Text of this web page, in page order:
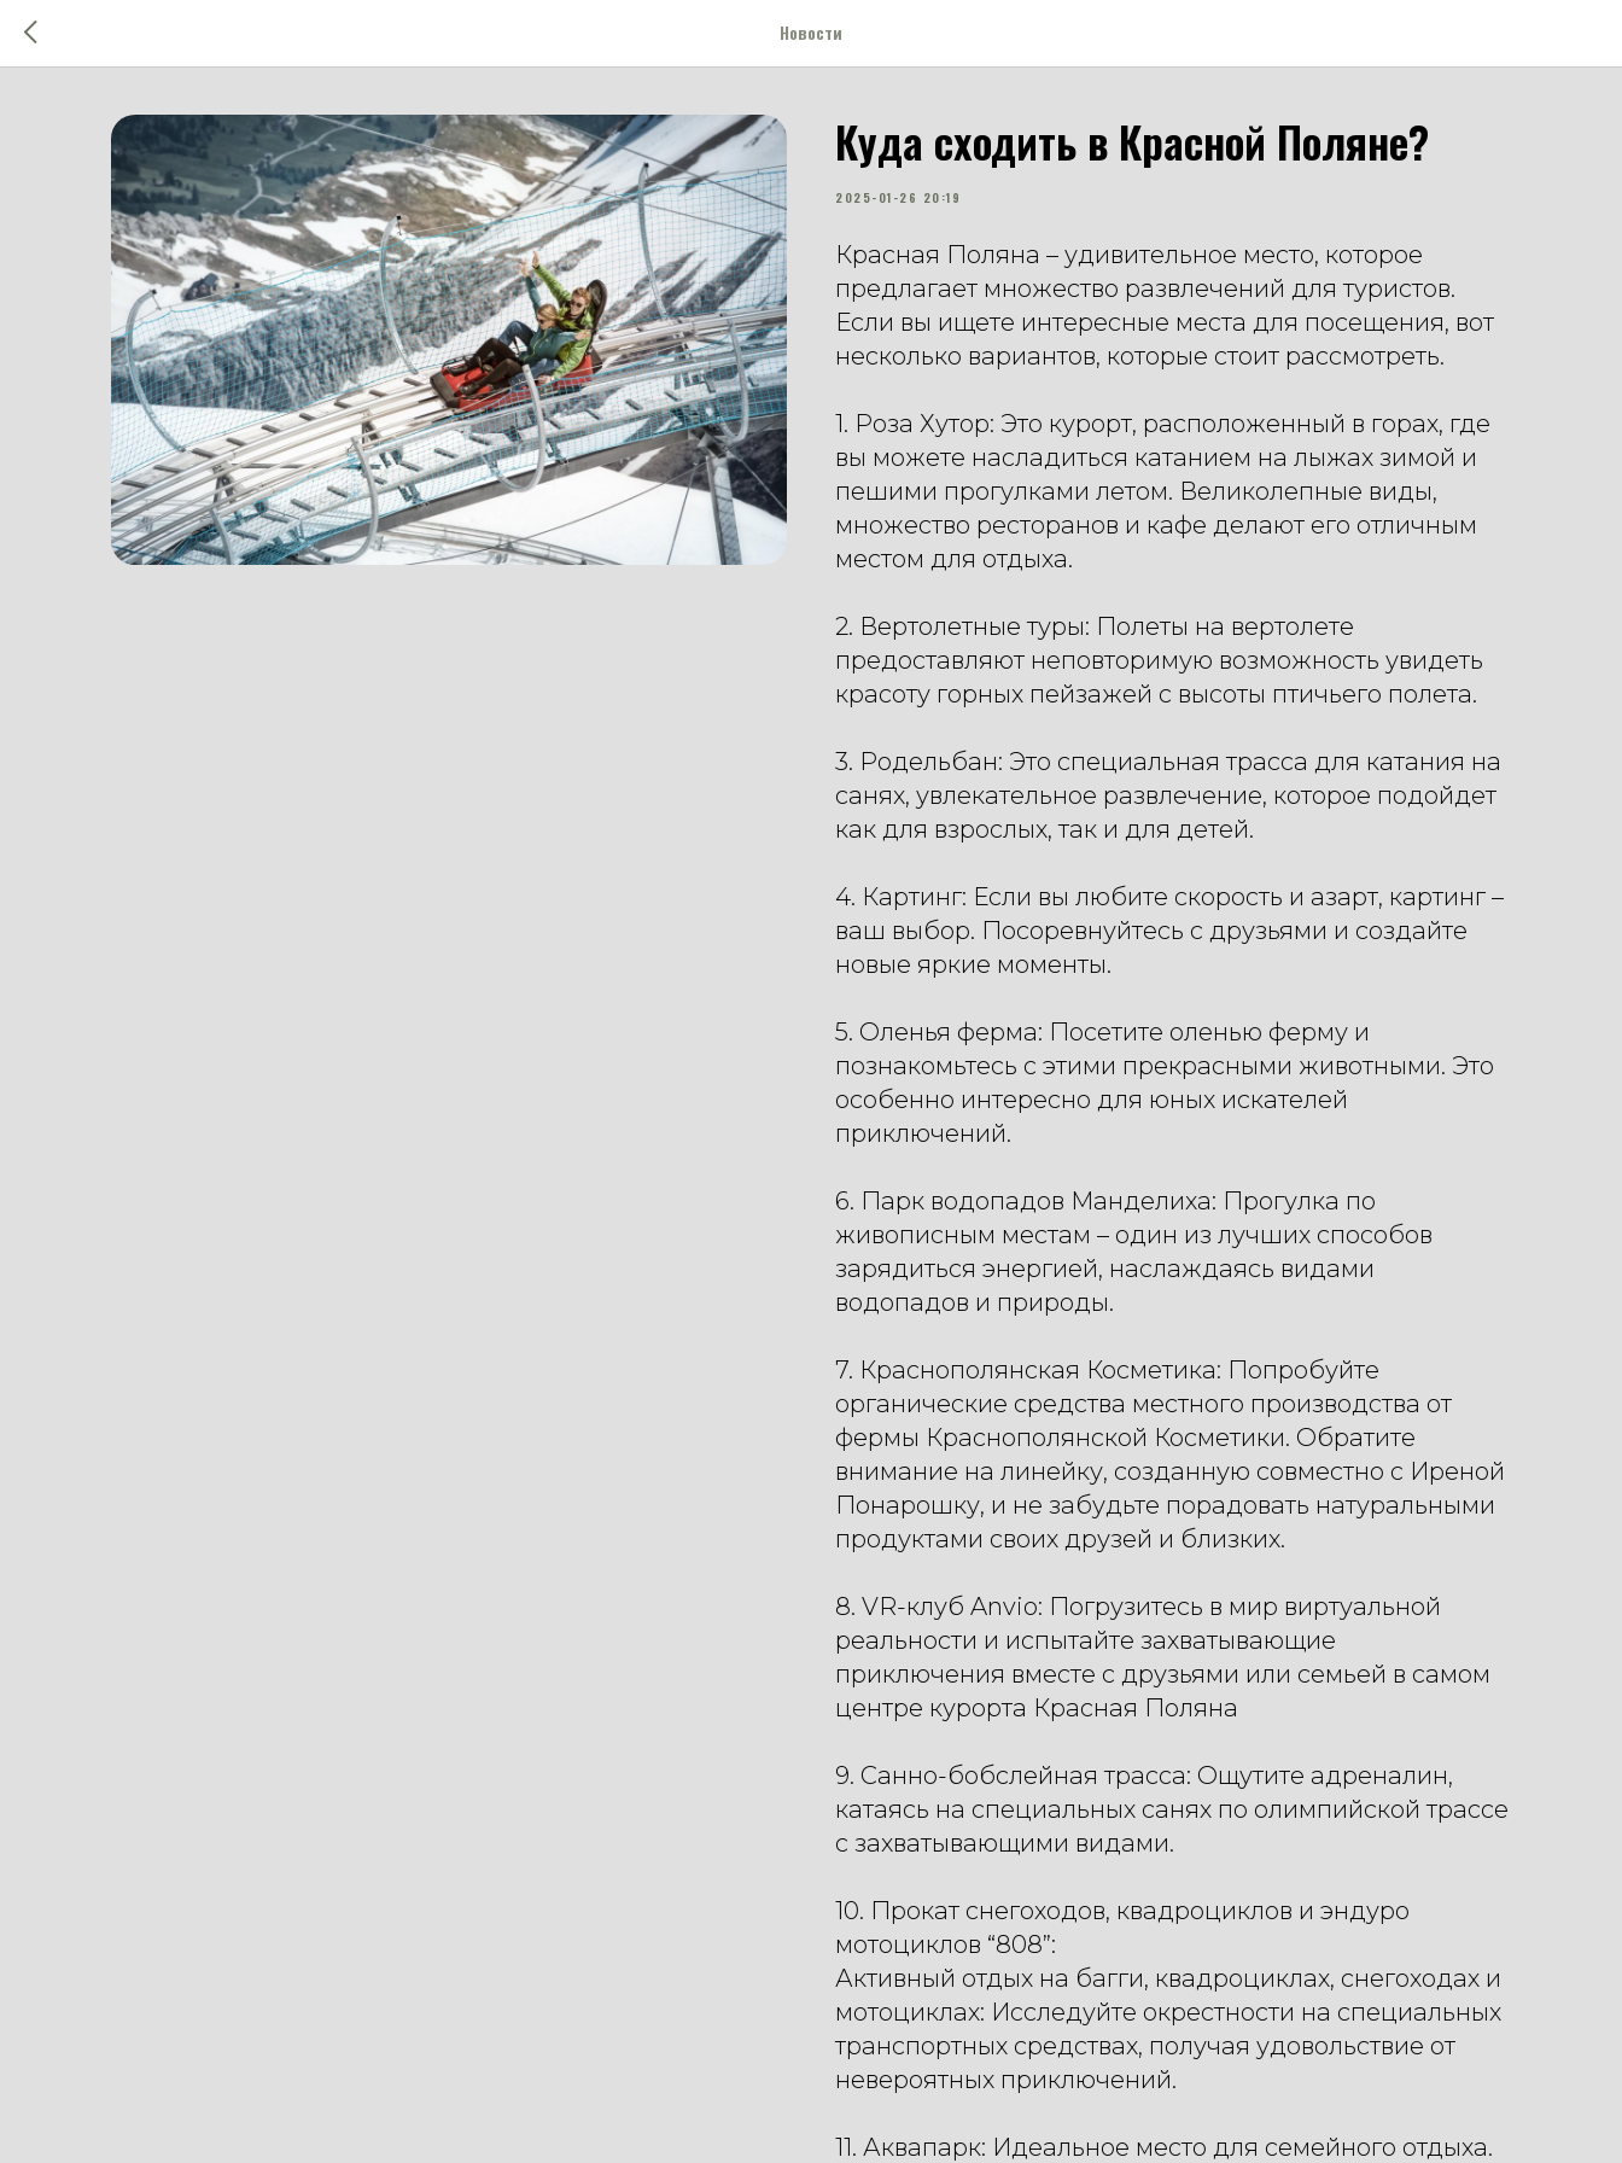
Новости
Куда сходить в Красной Поляне?
2025-01-26 20:19
Красная Поляна – удивительное место, которое
предлагает множество развлечений для туристов.
Если вы ищете интересные места для посещения, вот
несколько вариантов, которые стоит рассмотреть.
1. Роза Хутор: Это курорт, расположенный в горах, где
вы можете насладиться катанием на лыжах зимой и
пешими прогулками летом. Великолепные виды,
множество ресторанов и кафе делают его отличным
местом для отдыха.
2. Вертолетные туры: Полеты на вертолете
предоставляют неповторимую возможность увидеть
красоту горных пейзажей с высоты птичьего полета.
3. Родельбан: Это специальная трасса для катания на
санях, увлекательное развлечение, которое подойдет
как для взрослых, так и для детей.
4. Картинг: Если вы любите скорость и азарт, картинг –
ваш выбор. Посоревнуйтесь с друзьями и создайте
новые яркие моменты.
5. Оленья ферма: Посетите оленью ферму и
познакомьтесь с этими прекрасными животными. Это
особенно интересно для юных искателей
приключений.
6. Парк водопадов Манделиха: Прогулка по
живописным местам – один из лучших способов
зарядиться энергией, наслаждаясь видами
водопадов и природы.
7. Краснополянская Косметика: Попробуйте
органические средства местного производства от
фермы Краснополянской Косметики. Обратите
внимание на линейку, созданную совместно с Иреной
Понарошку, и не забудьте порадовать натуральными
продуктами своих друзей и близких.
8. VR-клуб Anvio: Погрузитесь в мир виртуальной
реальности и испытайте захватывающие
приключения вместе с друзьями или семьей в самом
центре курорта Красная Поляна
9. Санно-бобслейная трасса: Ощутите адреналин,
катаясь на специальных санях по олимпийской трассе
с захватывающими видами.
10. Прокат снегоходов, квадроциклов и эндуро
мотоциклов “808”:
Активный отдых на багги, квадроциклах, снегоходах и
мотоциклах: Исследуйте окрестности на специальных
транспортных средствах, получая удовольствие от
невероятных приключений.
11. Аквапарк: Идеальное место для семейного отдыха.